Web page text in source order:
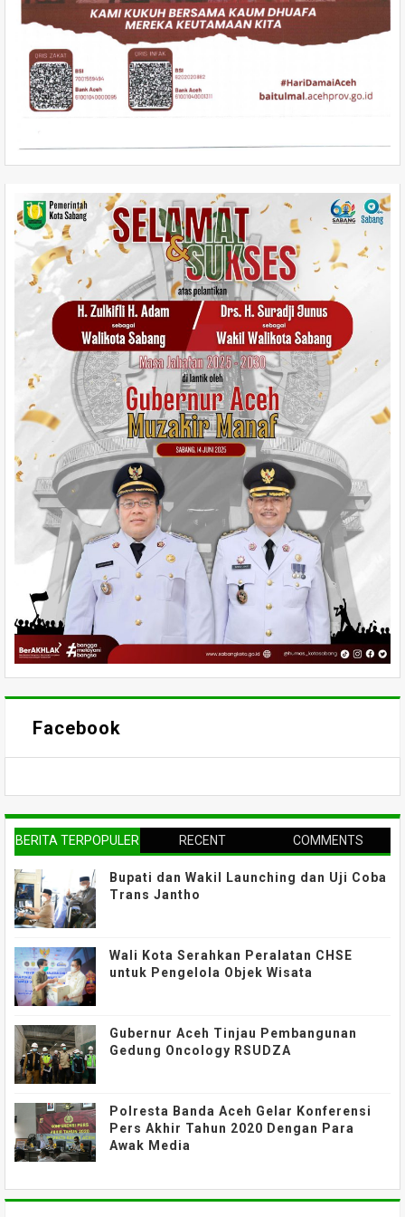
Facebook
BERITA TERPOPULER RECENT COMMENTS
Bupati dan Wakil Launching dan Uji Coba
Trans Jantho
Wali Kota Serahkan Peralatan CHSE
untuk Pengelola Objek Wisata
Gubernur Aceh Tinjau Pembangunan
Gedung Oncology RSUDZA
Polresta Banda Aceh Gelar Konferensi
Pers Akhir Tahun 2020 Dengan Para
Awak Media